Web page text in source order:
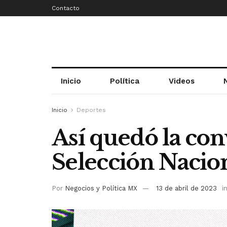
Contacto
Inicio Política Videos
Inicio Deportes
Así quedó la
Selección
Por Negocios y Política MX 13 de abril de 2023 in